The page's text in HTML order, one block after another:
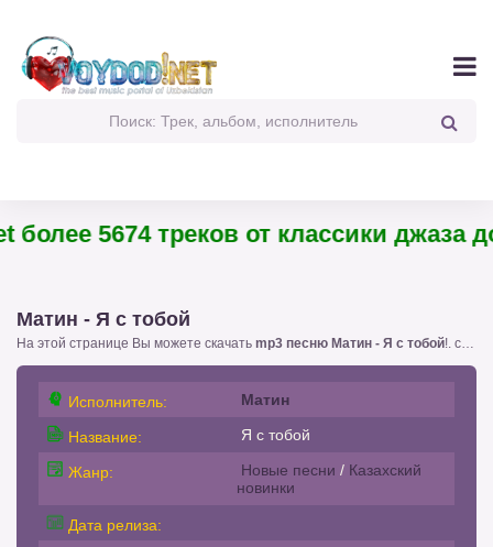
5674 треков от классики джаза до
Матин - Я с тобой
На этой странице Вы можете скачать mp3 песню Матин - Я с тобой!. с размером 4.79 бесплатно или слушать
Исполнитель: Матин
Название: Я с тобой
Жанр: Новые песни / Казахский
новинки
Дата релиза: